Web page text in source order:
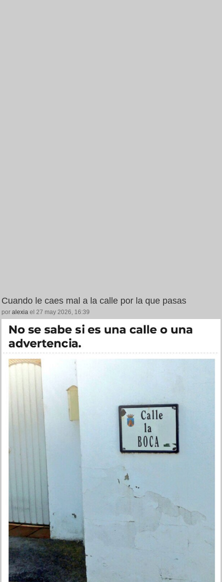
Cuando le caes mal a la calle por la que pasas
por alexia el 27 may 2026, 16:39